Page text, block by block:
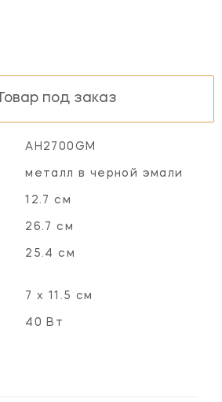
под заказ
AH2700GM
металл в черной эмали
12.7 см
26.7 см
25.4 см
7 x 11.5 см
40 Вт